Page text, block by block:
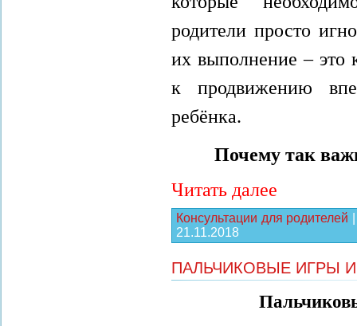
родители просто
их выполнение – это
к продвижению
ребёнка.
Почему так
Читать далее
Консультации для родителей
21.11.2018
ПАЛЬЧИКОВЫЕ ИГРЫ